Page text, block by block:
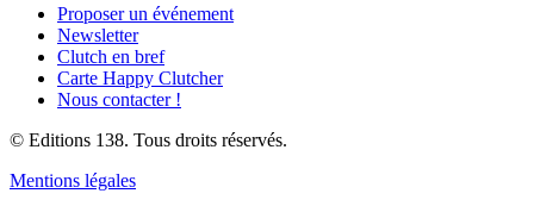
Proposer un événement
Newsletter
Clutch en bref
Carte Happy Clutcher
Nous contacter !
© Editions 138. Tous droits réservés.
Mentions légales